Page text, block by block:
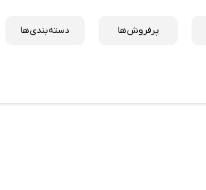
پرفروش‌ها دسته‌بندی‌ها